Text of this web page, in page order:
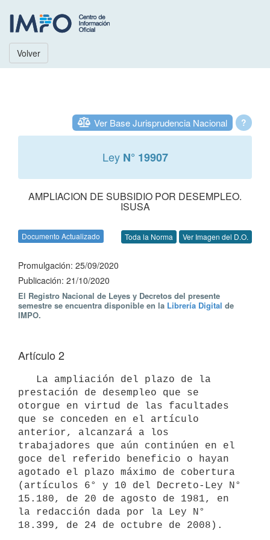
Volver
?
Ver Base Jurisprudencia Nacional
Ley N° 19907
AMPLIACION DE SUBSIDIO POR DESEMPLEO.
ISUSA
Documento Actualizado Toda la Norma Ver Imagen del D.O.
Promulgación: 25/09/2020
Publicación: 21/10/2020
El Registro Nacional de Leyes y Decretos del presente
semestre se encuentra disponible en la Librería Digital de
IMPO.
Artículo 2
prestación de desempleo que se
otorgue en virtud de las facultades
que se conceden en el artículo
anterior, alcanzará a los
trabajadores que aún continúen en el
goce del referido beneficio o hayan
agotado el plazo máximo de cobertura
(artículos 6° y 10 del Decreto-Ley N°
15.180, de 20 de agosto de 1981, en
la redacción dada por la Ley N°
18.399, de 24 de octubre de 2008).